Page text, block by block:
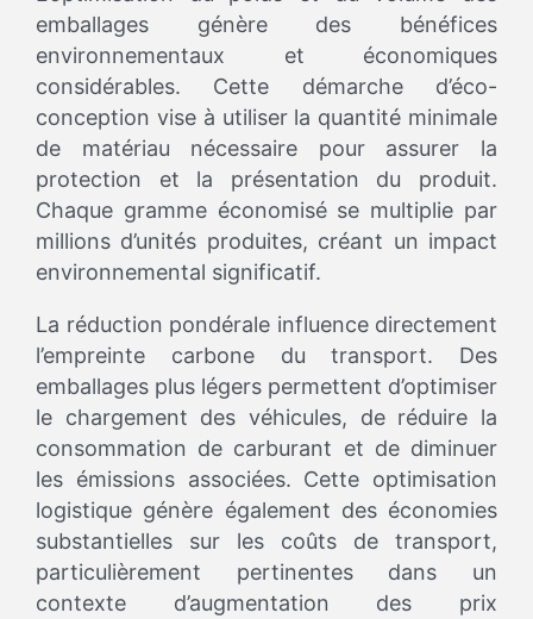
emballages génère des bénéfices
environnementaux et économiques
considérables. Cette démarche d’éco-
conception vise à utiliser la quantité minimale
de matériau nécessaire pour assurer la
protection et la présentation du produit.
Chaque gramme économisé se multiplie par
millions d’unités produites, créant un impact
environnemental significatif.
La réduction pondérale influence directement
l’empreinte carbone du transport. Des
emballages plus légers permettent d’optimiser
le chargement des véhicules, de réduire la
consommation de carburant et de diminuer
les émissions associées. Cette optimisation
logistique génère également des économies
substantielles sur les coûts de transport,
particulièrement pertinentes dans un
contexte d’augmentation des prix